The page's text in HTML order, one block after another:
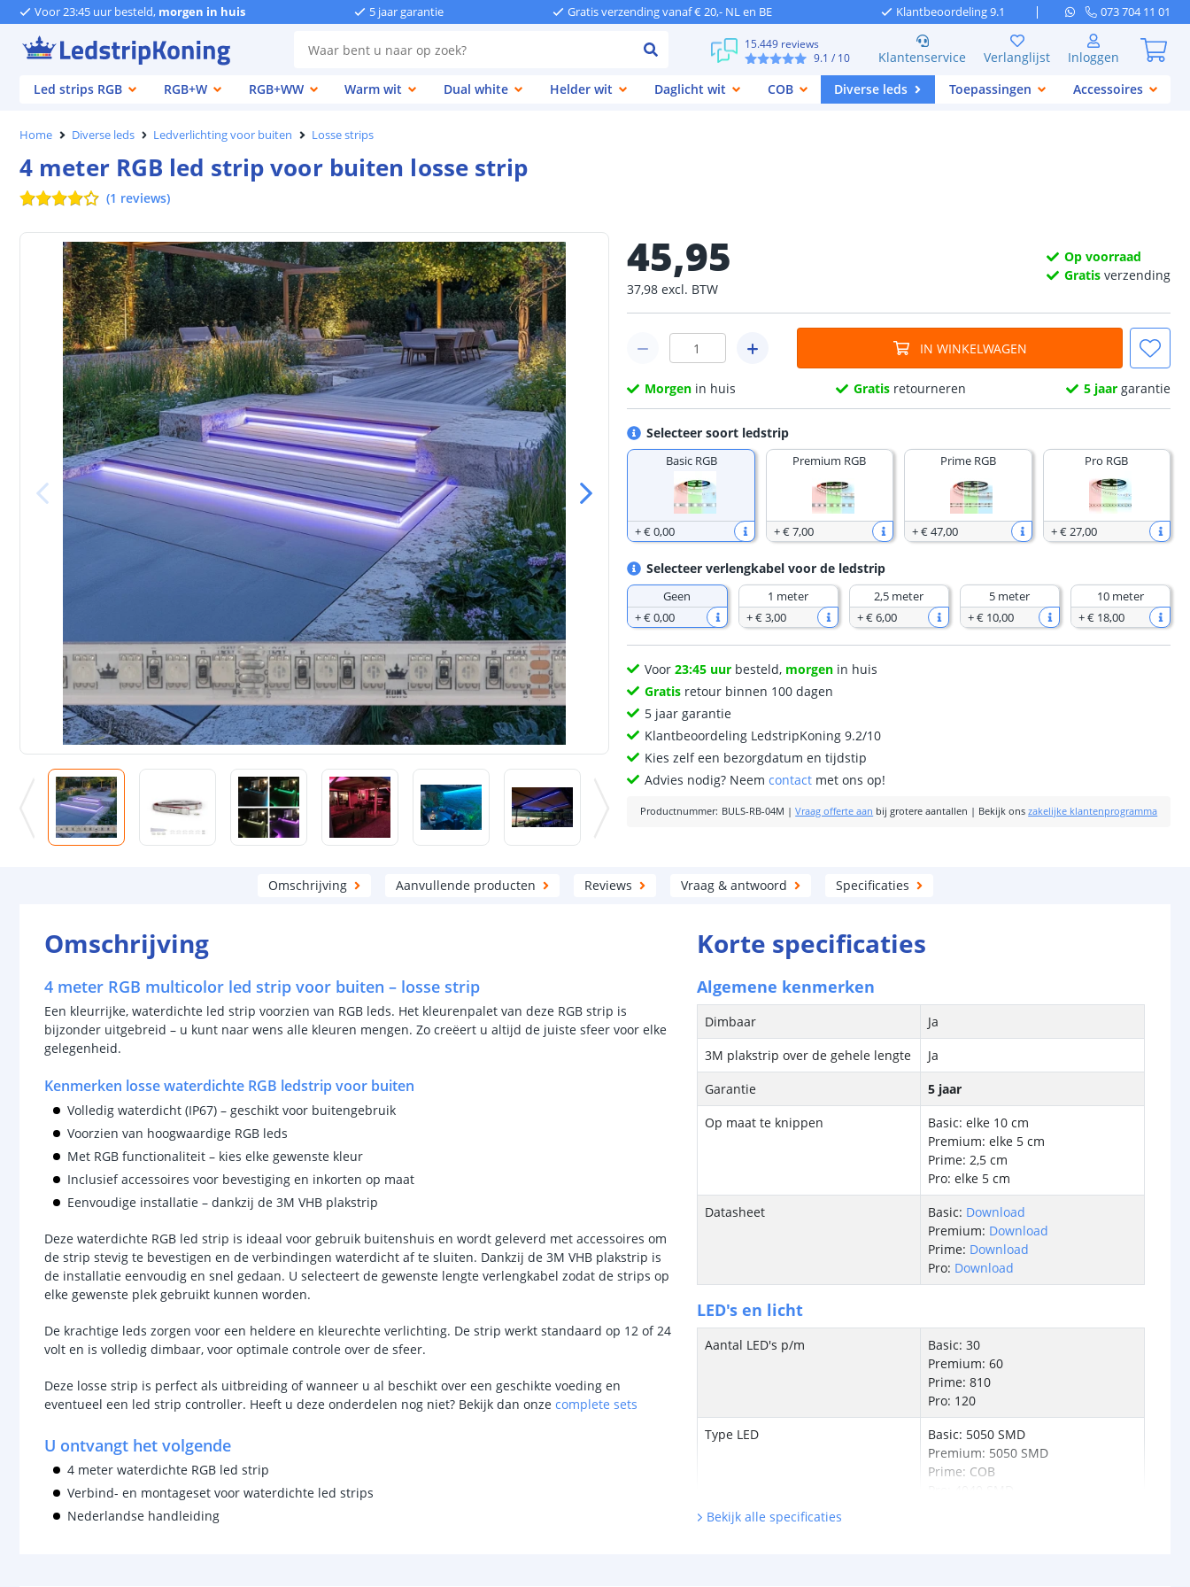
Voor 23:45 uur besteld, morgen in huis 5 jaar garantie Gratis verzending vanaf € 20,- NL en BE Klantbeoordeling 9.1 073 704 11 01
15.449 reviews
9.1 / 10 Klantenservice Verlanglijst
Inloggen
Led strips RGB
RGB+W RGB+WW Warm wit Dual white Helder wit Daglicht wit COB Diverse leds Toepassingen Accessoires
Home Diverse leds Ledverlichting voor buiten Losse strips
4 meter RGB led strip voor buiten losse strip
(1 reviews)
45,95
37,98 excl. BTW
Op voorraad
Gratis verzending
IN WINKELWAGEN
Morgen in huis Gratis retourneren 5 jaargarantie
Selecteer soort ledstrip
Basic RGB
+€ 0,00
Premium RGB
+€ 7,00
Prime RGB
+€ 47,00
Pro RGB
+€ 27,00
Selecteer verlengkabel voor de ledstrip
Geen
+€ 0,00
1 meter
+€ 3,00
2,5 meter
+€ 6,00
5 meter
+€ 10,00
10 meter
+€ 18,00
Voor23:45 uur besteld, morgen in huis
Gratis retour binnen 100 dagen
5 jaar garantie
Klantbeoordeling LedstripKoning 9.2/10
Kies zelf een bezorgdatum en tijdstip
Advies nodig? Neemcontact met ons op!
Productnummer: BULS-RB-04M |Vraag offerte aan bij grotere aantallen | Bekijk ons zakelijke klantenprogramma
Omschrijving Aanvullende producten Reviews Vraag & antwoord Specificaties
Omschrijving
4 meter RGB multicolor led strip voor buiten – losse strip
Een kleurrijke, waterdichte led strip voorzien van RGB leds. Het kleurenpalet van deze RGB strip is
bijzonder uitgebreid – u kunt naar wens alle kleuren mengen. Zo creëert u altijd de juiste sfeer voor elke
gelegenheid.
Kenmerken losse waterdichte RGB ledstrip voor buiten
Volledig waterdicht (IP67) – geschikt voor buitengebruik
Voorzien van hoogwaardige RGB leds
Met RGB functionaliteit – kies elke gewenste kleur
Inclusief accessoires voor bevestiging en inkorten op maat
Eenvoudige installatie – dankzij de 3M VHB plakstrip
Deze waterdichte RGB led strip is ideaal voor gebruik buitenshuis en wordt geleverd met accessoires om
de strip stevig te bevestigen en de verbindingen waterdicht af te sluiten. Dankzij de 3M VHB plakstrip is
de installatie eenvoudig en snel gedaan. U selecteert de gewenste lengte verlengkabel zodat de strips op
elke gewenste plek gebruikt kunnen worden.
De krachtige leds zorgen voor een heldere en kleurechte verlichting. De strip werkt standaard op 12 of 24
volt en is volledig dimbaar, voor optimale controle over de sfeer.
Deze losse strip is perfect als uitbreiding of wanneer u al beschikt over een geschikte voeding en
eventueel een led strip controller. Heeft u deze onderdelen nog niet? Bekijk dan onze complete sets
U ontvangt het volgende
4 meter waterdichte RGB led strip
Verbind- en montageset voor waterdichte led strips
Nederlandse handleiding
Korte specificaties
Algemene kenmerken
Dimbaar
Ja
3M plakstrip over de gehele lengte
Ja
Garantie
5 jaar
Op maat te knippen
Basic: elke 10 cm
Premium: elke 5 cm
Prime: 2,5 cm
Pro: elke 5 cm
Datasheet
Basic: Download
Premium: Download
Prime: Download
Pro: Download
LED's en licht
Aantal LED's p/m
Basic: 30
Premium: 60
Prime: 810
Pro: 120
Type LED
Basic: 5050 SMD
Premium: 5050 SMD
Prime: COB
Merk LED
Bekijk alle specificaties